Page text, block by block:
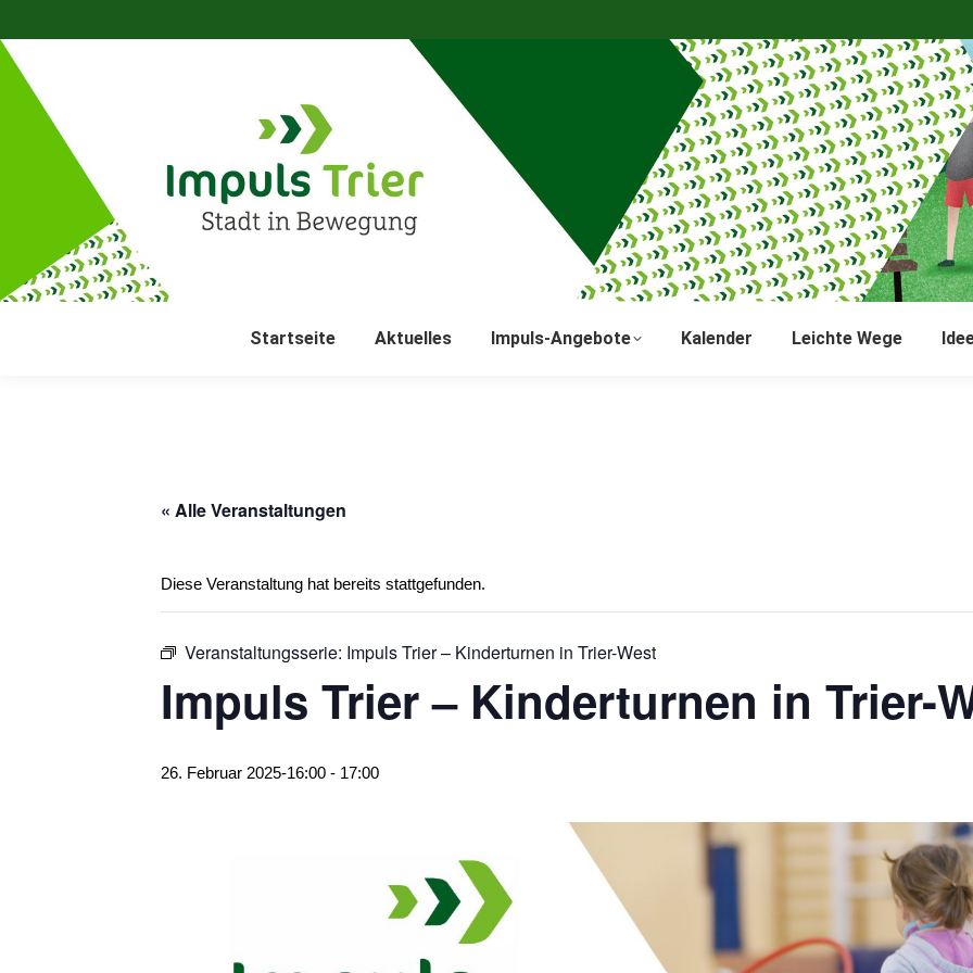
Startseite Aktuelles Impuls-Angebote Kalender Leichte Wege
« Alle Veranstaltungen
Diese Veranstaltung hat bereits stattgefunden.
Veranstaltungsserie: Impuls Trier – Kinderturnen in Trier-West
Impuls Trier – Kinderturnen in Trier-
26. Februar 2025-16:00 - 17:00